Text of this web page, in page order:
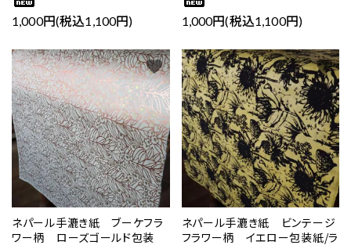
1,000円(税込1,100円) 1,000円(税込1,100円)
ネパール手漉き紙 ブーケフラ
ワー柄 ローズゴールド包装
favorite
ネパール手漉き紙 ビンテージ
フラワー柄 イエロー包装紙/ラ
favorite